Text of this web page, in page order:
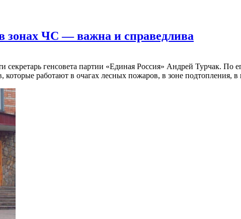
зонах ЧС — важна и справедлива
секретарь генсовета партии «Единая Россия» Андрей Турчак.
которые работают в очагах лесных пожаров, в зоне подтопления,